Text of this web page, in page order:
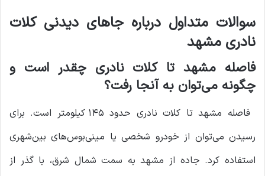
سوالات متداول درباره جاهای دیدنی کلات
نادری مشهد
فاصله مشهد تا کلات نادری چقدر است و
چگونه می‌توان به آنجا رفت؟
فاصله مشهد تا کلات نادری حدود ۱۴۵ کیلومتر است. برای
رسیدن می‌توان از خودرو شخصی یا مینی‌بوس‌های بین‌شهری
استفاده کرد. جاده از مشهد به سمت شمال شرق، با گذر از